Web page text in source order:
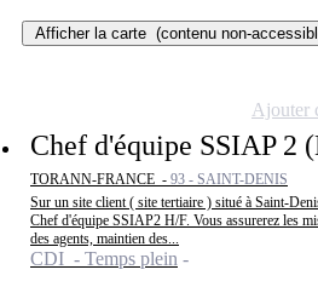
Afficher la carte (contenu non-
Chef d'équipe SSIAP 2
TORANN-FRANCE - 93 - SAINT-DENIS
Sur un site client ( site tertiaire ) situé à Saint-
Chef d'équipe SSIAP2 H/F. Vous assurerez les
des agents, maintien des...
CDI - Temps plein
Ajouter